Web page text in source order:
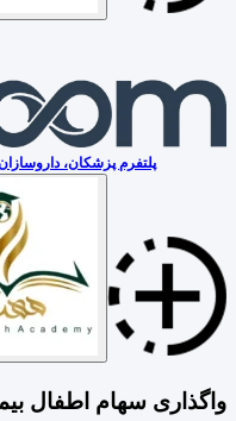
پلتفرم پزشکان،
واگذاری سهام اطفال